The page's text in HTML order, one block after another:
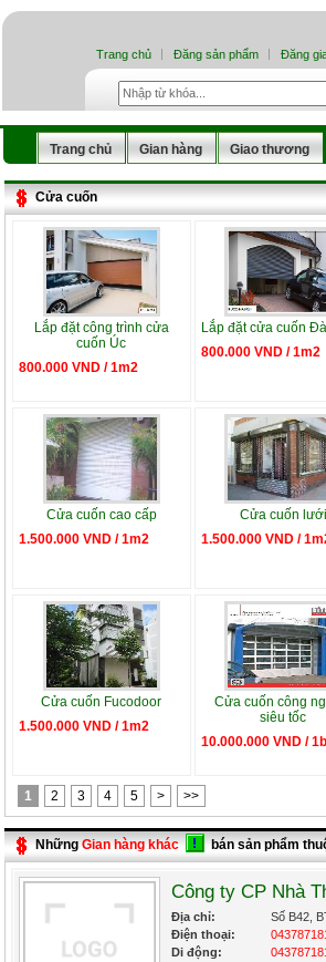
Trang chủ Đăng sản phẩm Đăng
Trang chủ Gian hàng Giao thương
Cửa cuốn
Lắp đặt công trình cửa
cuốn Úc
800.000 VND / 1m2
Lắp đặt cửa cuốn
800.000 VND / 1m2
Cửa cuốn cao cấp
1.500.000 VND / 1m2
Cửa cuốn lưới
1.500.000 VND /
Cửa cuốn Fucodoor
1.500.000 VND / 1m2
Cửa cuốn công
siêu tốc
10.000.000 VND /
1 2 3 4 5 > >>
NhữngGian hàng khác bán sản phẩm
Công ty CP Nhà
Địa chỉ:
Số B42,
Điện thoại:
Di động: